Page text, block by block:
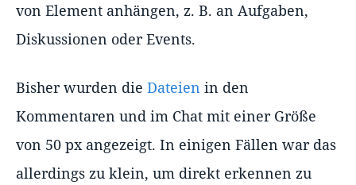
von Element anhängen, z. B. an Aufgaben,
Diskussionen oder Events.
Bisher wurden die Dateien in den
Kommentaren und im Chat mit einer Größe
von 50 px angezeigt. In einigen Fällen war das
allerdings zu klein, um direkt erkennen zu